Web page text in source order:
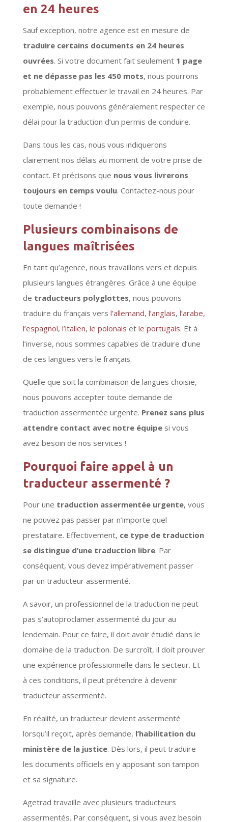
en 24 heures
Sauf exception, notre agence est en mesure de
traduire certains documents en 24 heures
ouvrées. Si votre document fait seulement 1 page
et ne dépasse pas les 450 mots, nous pourrons
probablement effectuer le travail en 24 heures. Par
exemple, nous pouvons généralement respecter ce
délai pour la traduction d’un permis de conduire.
Dans tous les cas, nous vous indiquerons
clairement nos délais au moment de votre prise de
contact. Et précisons que nous vous livrerons
toujours en temps voulu. Contactez-nous pour
toute demande !
Plusieurs combinaisons de
langues maîtrisées
En tant qu’agence, nous travaillons vers et depuis
plusieurs langues étrangères. Grâce à une équipe
de traducteurs polyglottes, nous pouvons
traduire du français vers l’allemand, l’anglais, l’arabe,
l’espagnol, l’italien, le polonais et le portugais. Et à
l’inverse, nous sommes capables de traduire d’une
de ces langues vers le français.
Quelle que soit la combinaison de langues choisie,
nous pouvons accepter toute demande de
traduction assermentée urgente. Prenez sans plus
attendre contact avec notre équipesi vous
avez besoin de nos services !
Pourquoi faire appel à un
traducteur assermenté ?
Pour une traduction assermentée urgente, vous
ne pouvez pas passer par n’importe quel
prestataire. Effectivement, ce type de traduction
se distingue d’une traduction libre. Par
conséquent, vous devez impérativement passer
par un traducteur assermenté.
A savoir, un professionnel de la traduction ne peut
pas s’autoproclamer assermenté du jour au
lendemain. Pour ce faire, il doit avoir étudié dans le
domaine de la traduction. De surcroît, il doit prouver
une expérience professionnelle dans le secteur. Et
à ces conditions, il peut prétendre à devenir
traducteur assermenté.
En réalité, un traducteur devient assermenté
lorsqu’il reçoit, après demande, l’habilitation du
ministère de la justice. Dès lors, il peut traduire
les documents officiels en y apposant son tampon
et sa signature.
Agetrad travaille avec plusieurs traducteurs
assermentés. Par conséquent, si vous avez besoin